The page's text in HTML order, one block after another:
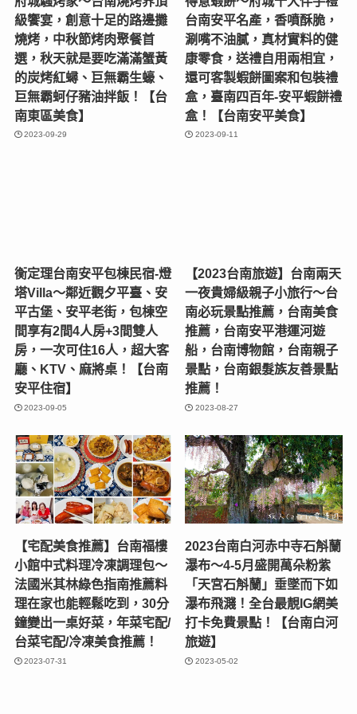
國立臺灣文學館「打字機也
會唱歌：捷克現當代文學
展」〜歷來最完整的捷克文
學大展，捷克作家珍貴文物
國立臺灣文學館「文學千
層．故事連城：從17世紀開
始的超時空之旅特展」〜臺
南文化古都的文學之旅，深
府城騷烤家〜台南燒烤界頂
級饗宴，創意十足的路邊攤
燒烤，中秋節烤肉聚餐首
選，秋天就是要吃滿滿蟹黃
的炭烤紅蟳、巨無霸生蠔、
巨無霸蚵仔豬油拌飯！【台
南東區美食】
2023-09-29
得意蝦餅〜府城十大伴手禮
台南安平名產，香噴酥脆，
涮嘴不油膩，真材實料的健
康零食，送禮自用兩相宜，
還可客製蝦餅圖案和包裝禮
盒，臺南四百年-安平蝦餅禮
盒！【台南安平美食】
2023-09-11
衡定理台南安平包棟民宿-燈
塔Villa〜鄰近觀夕平臺、安
平古堡、安平老街，包棟空
【2023台南旅遊】台南兩天
一夜貴婦級親子小旅行〜台
南必玩景點推薦，台南美食